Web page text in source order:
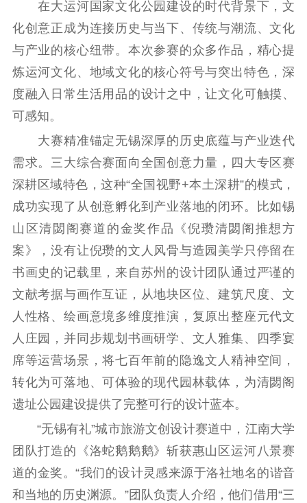
文化文艺
精品生产 文化惠民
文化传承
文化交流
体制改革
文化产业
紫金文化艺术节
品牌活动 紫艺舞台
文明创建 文明实践
文明培育
先进典型
社会宣传
思想政治教育 爱国主义教育
全民国防教育
红色资源保护利
用
新闻出版
精品出版 全民阅读
出版监管
扫黄打非
电影工作
电影创作 电影市场
机关党建
党建要闻 学习在线
在大运河国家文化公园建设的时代背景下，文
化创意正成为连接历史与当下、传统与潮流、文化
与产业的核心纽带。本次参赛的众多作品，精心提
炼运河文化、地域文化的核心符号与突出特色，深
度融入日常生活用品的设计之中，让文化可触摸、
可感知。
大赛精准锚定无锡深厚的历史底蕴与产业迭代
需求。三大综合赛面向全国创意力量，四大专区赛
深耕区域特色，这种“全国视野+本土深耕”的模式，
成功实现了从创意孵化到产业落地的闭环。比如锡
山区清閟阁赛道的金奖作品《倪瓒清閟阁推想方
案》，没有让倪瓒的文人风骨与造园美学只停留在
书画史的记载里，来自苏州的设计团队通过严谨的
文献考据与画作互证，从地块区位、建筑尺度、文
人性格、绘画意境多维度推演，复原出整座元代文
人庄园，并同步规划书画研学、文人雅集、四季宴
席等运营场景，将七百年前的隐逸文人精神空间，
转化为可落地、可体验的现代园林载体，为清閟阁
遗址公园建设提供了完整可行的设计蓝本。
“无锡有礼”城市旅游文创设计赛道中，江南大学
团队打造的《洛蛇鹅鹅鹅》斩获惠山区运河八景赛
道的金奖。“我们的设计灵感来源于洛社地名的谐音
和当地的历史渊源。”团队负责人介绍，他们借用“三